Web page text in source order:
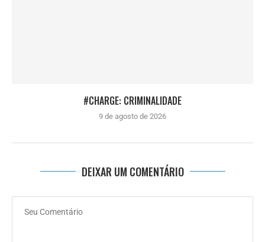
#CHARGE: CRIMINALIDADE
9 de agosto de 2026
DEIXAR UM COMENTÁRIO